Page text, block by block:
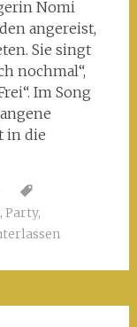
Nomi
angereist,
Sie singt
nochmal“,
Im Song
in die
, Party,